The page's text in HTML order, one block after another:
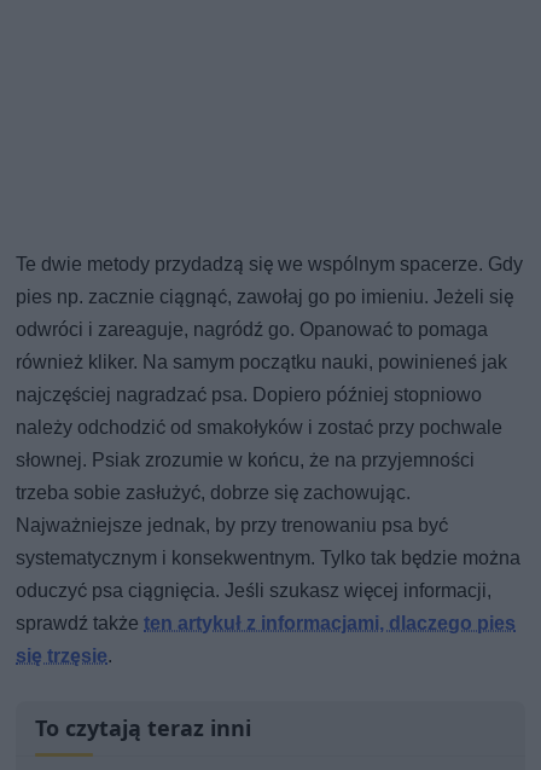
Te dwie metody przydadzą się we wspólnym spacerze. Gdy
pies np. zacznie ciągnąć, zawołaj go po imieniu. Jeżeli się
odwróci i zareaguje, nagródź go. Opanować to pomaga
również kliker. Na samym początku nauki, powinieneś jak
najczęściej nagradzać psa. Dopiero później stopniowo
należy odchodzić od smakołyków i zostać przy pochwale
słownej. Psiak zrozumie w końcu, że na przyjemności
trzeba sobie zasłużyć, dobrze się zachowując.
Najważniejsze jednak, by przy trenowaniu psa być
systematycznym i konsekwentnym. Tylko tak będzie można
oduczyć psa ciągnięcia. Jeśli szukasz więcej informacji,
sprawdź takżeten artykuł z informacjami, dlaczego pies
się trzęsie.
To czytają teraz inni